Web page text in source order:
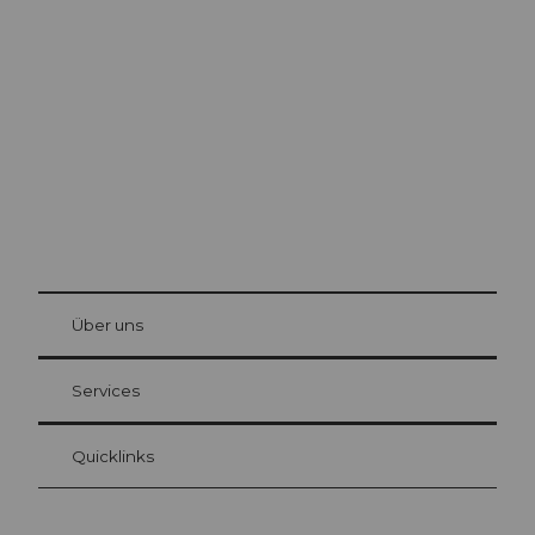
Gästekarte Luzern
Ihre Vorteile als Übernachtungsgast
at Bre
Über uns
Services
Quicklinks